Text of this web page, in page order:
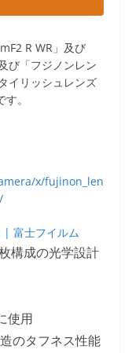
R WR」及び
び「フジノンレン
イリッシュレンズ
。
| 富士フイルム
構成の光学設計
使用
のタフネス性能